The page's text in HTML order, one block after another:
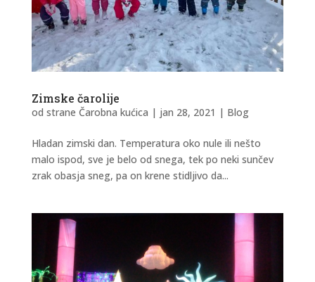
Zimske čarolije
od strane Čarobna kućica | jan 28, 2021 | Blog
Hladan zimski dan. Temperatura oko nule ili nešto
malo ispod, sve je belo od snega, tek po neki sunčev
zrak obasja sneg, pa on krene stidljivo da...